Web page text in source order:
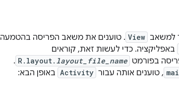
View . טוענים את משאב הפריסה בהטמעה
באפליקציה. כדי לעשות זאת, קוראים
בפורמט R.layout. layout_file_name
.
, טוענים אותה עבור Activity באופן הבא: